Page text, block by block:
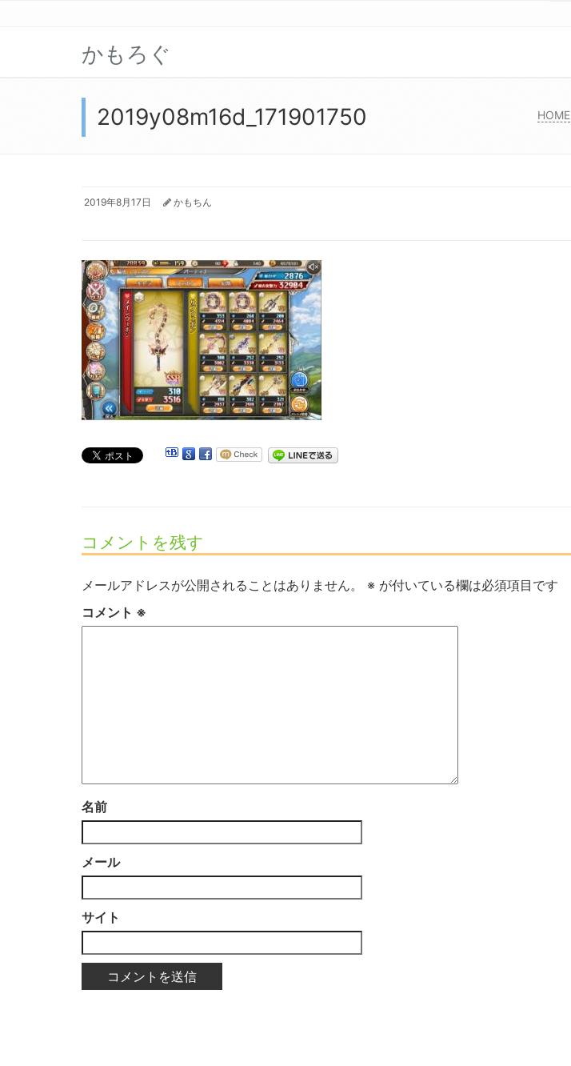
かもろぐ
2019y08m16d_171901750 HOME
2019年8月17日 かもちん
コメントを残す
メールアドレスが公開されることはありません。 ※ が付いている欄は必須項目です
コメント ※
名前
メール
サイト